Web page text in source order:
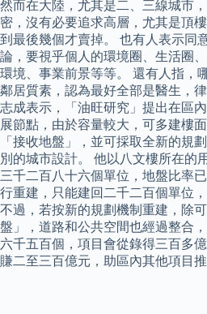
然而在大陸，尤其是二、三線城市
密，沒有必要追求高層，尤其是頂
到最後幾個才賣掉。 也有人表示同
論，要視乎個人的環境圈、生活圈
環境、事業前景等等。 還有人指，
鄰居質素，認為最好全部是醫生，
志成表示，「油旺研究」提出在區
展節點，由於容量較大，可多建樓
「接收地盤」，並可採取全新的規
別的城市設計。 他以八文樓所在的
三千二百八十六個單位，地盤比率
行重建，只能建回二千二百個單位，
不過，若按新的規劃機制重建，除
盤」，道路和公共空間也經過整合
六千五百個，項目會從錄得三百多
賺二至三百億元，助區內其他項目推